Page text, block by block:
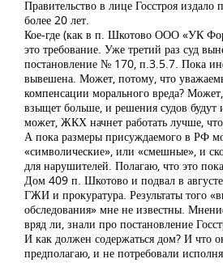
Правительство в лице Госстроя издало
более 20 лет.
Кое-где (как в п. Шкотово ООО «УК
это требование. Уже третий раз суд
постановление № 170, п.3.5.7. Пока
вывешена. Может, потому, что
компенсации морального вреда?
взыщет больше, и решения судов будут
может, ЖКХ начнет работать лучше,
А пока размеры присуждаемого в РФ
«символические», или «смешные», и
для нарушителей. Полагаю, что это
Дом 409 п. Шкотово и подвал в
ГЖИ и прокуратура. Результаты того
обследования» мне не известны.
вряд ли, знали про постановление
И как должен содержаться дом? И что
предполагаю, и не потребовали